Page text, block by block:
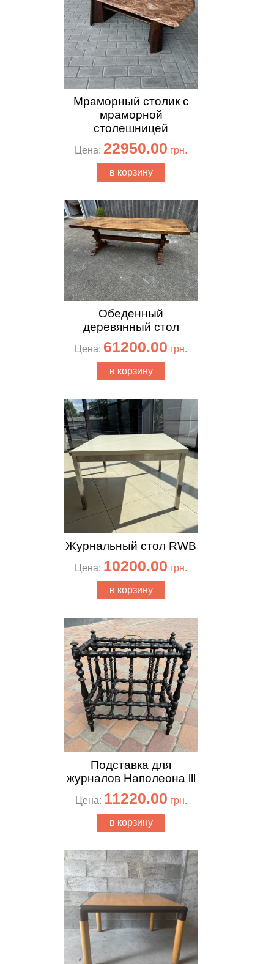
Мраморный столик с
мраморной
столешницей
Цена: 22950.00 грн.
в корзину
Обеденный
деревянный стол
Цена: 61200.00 грн.
в корзину
Журнальный стол RWB
Цена: 10200.00 грн.
в корзину
Подставка для
журналов Наполеона lll
Цена: 11220.00 грн.
в корзину